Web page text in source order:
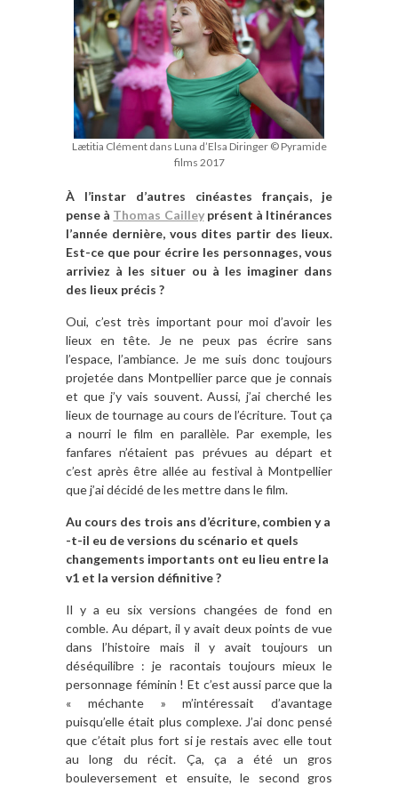
Lætitia Clément dans Luna d’Elsa Diringer © Pyramide
films 2017
À l’instar d’autres cinéastes français, je
pense à Thomas Cailleyprésent à Itinérances
l’année dernière, vous dites partir des lieux.
Est-ce que pour écrire les personnages, vous
arriviez à les situer ou à les imaginer dans
des lieux précis ?
Oui, c’est très important pour moi d’avoir les
lieux en tête. Je ne peux pas écrire sans
l’espace, l’ambiance. Je me suis donc toujours
projetée dans Montpellier parce que je connais
et que j’y vais souvent. Aussi, j’ai cherché les
lieux de tournage au cours de l’écriture. Tout ça
a nourri le film en parallèle. Par exemple, les
fanfares n’étaient pas prévues au départ et
c’est après être allée au festival à Montpellier
que j’ai décidé de les mettre dans le film.
Au cours des trois ans d’écriture, combien y a
-t-il eu de versions du scénario et quels
changements importants ont eu lieu entre la
v1 et la version définitive ?
Il y a eu six versions changées de fond en
comble. Au départ, il y avait deux points de vue
dans l’histoire mais il y avait toujours un
déséquilibre : je racontais toujours mieux le
personnage féminin ! Et c’est aussi parce que la
« méchante » m’intéressait d’avantage
puisqu’elle était plus complexe. J’ai donc pensé
que c’était plus fort si je restais avec elle tout
au long du récit. Ça, ça a été un gros
bouleversement et ensuite, le second gros